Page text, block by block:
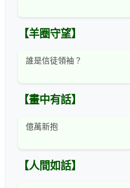
【羊圈守望】
誰是信徒領袖？
【畫中有話】
億萬新抱
【人間如話】